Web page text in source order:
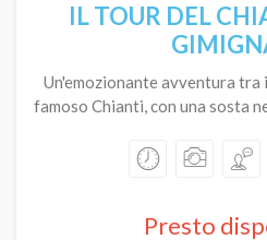
IL TOUR DEL
Un'emozionante avventura
famoso Chianti, con una sosta
Presto